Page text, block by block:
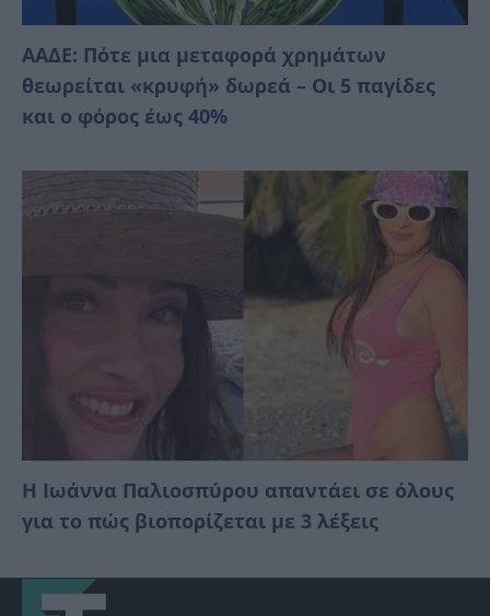
ΑΑΔΕ: Πότε μια μεταφορά χρημάτων
θεωρείται «κρυφή» δωρεά – Οι 5 παγίδες
και ο φόρος έως 40%
Η Ιωάννα Παλιοσπύρου απαντάει σε όλους
για το πώς βιοπορίζεται με 3 λέξεις